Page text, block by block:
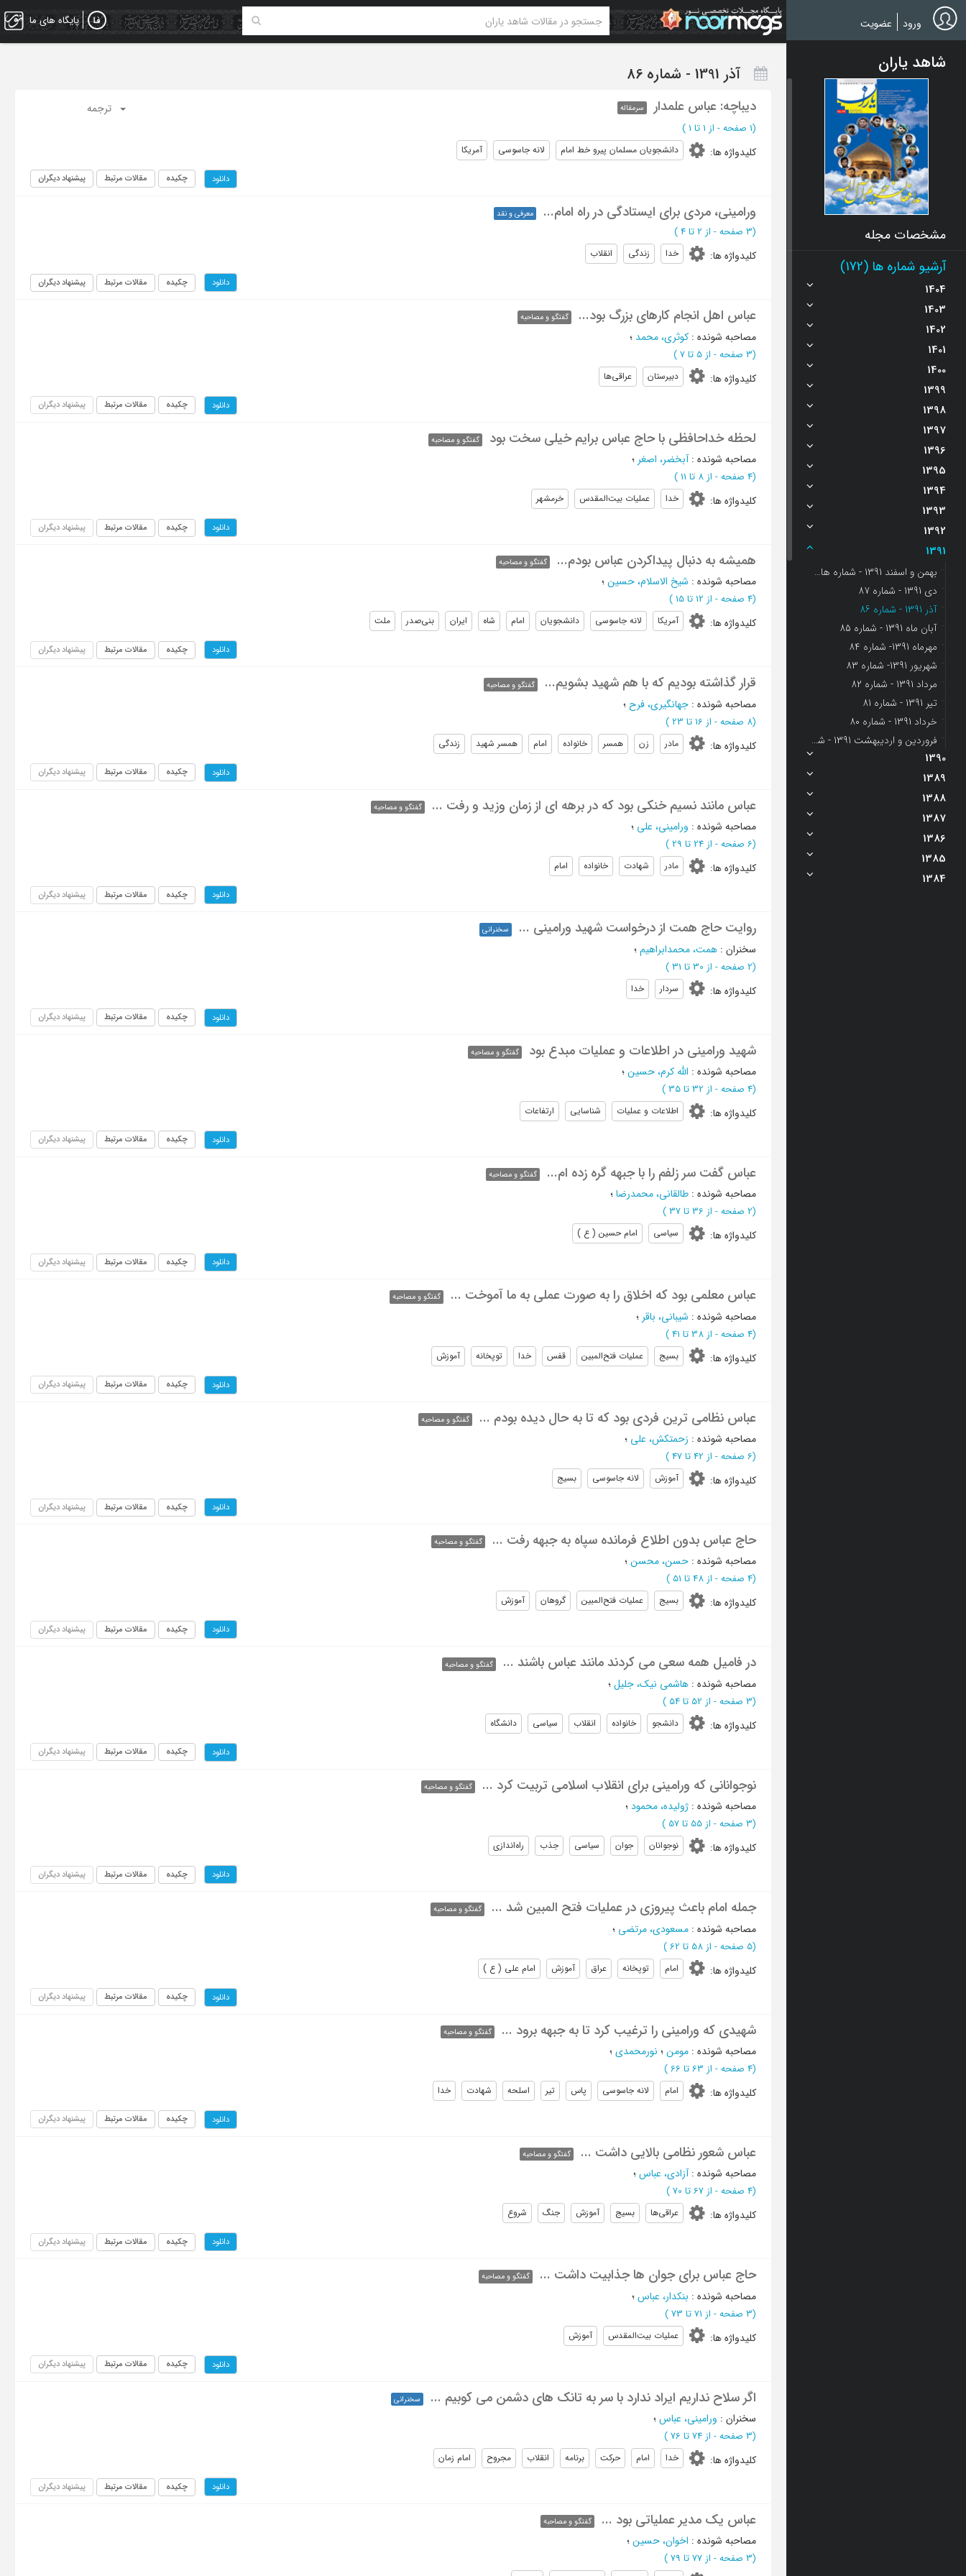
Skip
to
main
پایگاه های ما ورود عضویت
شاهد یاران
مشخصات مجله
آرشیو شماره ها (172)
1404
1403
1402
1401
1400
1399
1398
1397
1396
1395
1394
1393
1392
1391
بهمن و اسفند 1391 - شماره های 88 و 89
دی 1391 - شماره 87
آذر 1391 - شماره 86
آبان ماه 1391 - شماره 85
مهرماه 1391- شماره 84
شهریور 1391- شماره 83
مرداد 1391 - شماره 82
تیر 1391 - شماره 81
خرداد 1391 - شماره 80
فروردین و اردیبهشت 1391 - شماره 78 و 79
1390
1389
1388
1387
1386
1385
1384
آذر 1391 - شماره 86
دیباچه: عباس علمدار سرمقاله ترجمه
(‎1 صفحه - از 1 تا 1 )
کلیدواژه ها: دانشجویان مسلمان پیرو خط امام لانه جاسوسی آمریکا
دانلود چکیده مقالات مرتبط پیشنهاد دیگران
ورامینی، مردی برای ایستادگی در راه امام... معرفی و نقد
(‎3 صفحه - از 2 تا 4 )
کلیدواژه ها: خدا زندگی انقلاب
دانلود چکیده مقالات مرتبط پیشنهاد دیگران
عباس اهل انجام کارهای بزرگ بود... گفتگو و مصاحبه
مصاحبه شونده : کوثری، محمد ؛
(‎3 صفحه - از 5 تا 7 )
کلیدواژه ها: دبیرستان عراقی‌ها
دانلود چکیده مقالات مرتبط پیشنهاد دیگران
لحظه خداحافظی با حاج عباس برایم خیلی سخت بود گفتگو و مصاحبه
مصاحبه شونده :آبخضر، اصغر ؛
(‎4 صفحه - از 8 تا 11 )
کلیدواژه ها: خدا عملیات بیت‌المقدس خرمشهر
دانلود چکیده مقالات مرتبط پیشنهاد دیگران
همیشه به دنبال پیداکردن عباس بودم... گفتگو و مصاحبه
مصاحبه شونده : شیخ الاسلام، حسین؛
(‎4 صفحه - از 12 تا 15 )
کلیدواژه ها: آمریکا لانه جاسوسی دانشجویان امام شاه ایران بنی‌صدر ملت
دانلود چکیده مقالات مرتبط پیشنهاد دیگران
قرار گذاشته بودیم که با هم شهید بشویم... گفتگو و مصاحبه
مصاحبه شونده : جهانگیری، فرح؛
(‎8 صفحه - از 16 تا 23 )
کلیدواژه ها: مادر زن همسر خانواده امام همسر شهید زندگی
دانلود چکیده مقالات مرتبط پیشنهاد دیگران
عباس مانند نسیم خنکی بود که در برهه ای از زمان وزید و رفت ... گفتگو و مصاحبه
مصاحبه شونده : ورامینی، علی ؛
(‎6 صفحه - از 24 تا 29 )
کلیدواژه ها: مادر شهادت خانواده امام
دانلود چکیده مقالات مرتبط پیشنهاد دیگران
روایت حاج همت از درخواست شهید ورامینی ... سخنرانی
سخنران : همت، محمدابراهیم؛
(‎2 صفحه - از 30 تا 31 )
کلیدواژه ها: سردار خدا
دانلود چکیده مقالات مرتبط پیشنهاد دیگران
شهید ورامینی در اطلاعات و عملیات مبدع بود گفتگو و مصاحبه
مصاحبه شونده : الله کرم، حسین؛
(‎4 صفحه - از 32 تا 35 )
کلیدواژه ها: اطلاعات و عملیات شناسایی ارتفاعات
دانلود چکیده مقالات مرتبط پیشنهاد دیگران
عباس گفت سر زلفم را با جبهه گره زده ام... گفتگو و مصاحبه
مصاحبه شونده : طالقانی، محمدرضا؛
(‎2 صفحه - از 36 تا 37 )
کلیدواژه ها: سیاسی امام حسین ( ع )
دانلود چکیده مقالات مرتبط پیشنهاد دیگران
عباس معلمی بود که اخلاق را به صورت عملی به ما آموخت ... گفتگو و مصاحبه
مصاحبه شونده : شیبانی، باقر ؛
(‎4 صفحه - از 38 تا 41 )
کلیدواژه ها: بسیج عملیات فتح‌المبین قفس خدا توپخانه آموزش
دانلود چکیده مقالات مرتبط پیشنهاد دیگران
عباس نظامی ترین فردی بود که تا به حال دیده بودم ... گفتگو و مصاحبه
مصاحبه شونده : زحمتکش، علی ؛
(‎6 صفحه - از 42 تا 47 )
کلیدواژه ها: آموزش لانه جاسوسی بسیج
دانلود چکیده مقالات مرتبط پیشنهاد دیگران
حاج عباس بدون اطلاع فرمانده سپاه به جبهه رفت ... گفتگو و مصاحبه
مصاحبه شونده : حسن، محسن؛
(‎4 صفحه - از 48 تا 51 )
کلیدواژه ها: بسیج عملیات فتح‌المبین گروهان آموزش
دانلود چکیده مقالات مرتبط پیشنهاد دیگران
در فامیل همه سعی می کردند مانند عباس باشند ... گفتگو و مصاحبه
مصاحبه شونده : هاشمی نیک، جلیل؛
(‎3 صفحه - از 52 تا 54 )
کلیدواژه ها: دانشجو خانواده انقلاب سیاسی دانشگاه
دانلود چکیده مقالات مرتبط پیشنهاد دیگران
نوجوانانی که ورامینی برای انقلاب اسلامی تربیت کرد ... گفتگو و مصاحبه
مصاحبه شونده : ژولیده، محمود؛
(‎3 صفحه - از 55 تا 57 )
کلیدواژه ها: نوجوانان جوان سیاسی جذب راه‌اندازی
دانلود چکیده مقالات مرتبط پیشنهاد دیگران
جمله امام باعث پیروزی در عملیات فتح المبین شد ... گفتگو و مصاحبه
مصاحبه شونده : مسعودی، مرتضی ؛
(‎5 صفحه - از 58 تا 62 )
کلیدواژه ها: امام توپخانه عراق آموزش امام علی ( ع )
دانلود چکیده مقالات مرتبط پیشنهاد دیگران
شهیدی که ورامینی را ترغیب کرد تا به جبهه برود ... گفتگو و مصاحبه
مصاحبه شونده : مومن؛ نورمحمدی؛
(‎4 صفحه - از 63 تا 66 )
کلیدواژه ها: امام لانه جاسوسی پاس تیر اسلحه شهادت خدا
دانلود چکیده مقالات مرتبط پیشنهاد دیگران
عباس شعور نظامی بالایی داشت ... گفتگو و مصاحبه
مصاحبه شونده :آزادی، عباس؛
(‎4 صفحه - از 67 تا 70 )
کلیدواژه ها: عراقی‌ها بسیج آموزش جنگ شروع
دانلود چکیده مقالات مرتبط پیشنهاد دیگران
حاج عباس برای جوان ها جذابیت داشت ... گفتگو و مصاحبه
مصاحبه شونده : بنکدار، عباس؛
(‎3 صفحه - از 71 تا 73 )
کلیدواژه ها: عملیات بیت‌المقدس آموزش
دانلود چکیده مقالات مرتبط پیشنهاد دیگران
اگر سلاح نداریم ایراد ندارد با سر به تانک های دشمن می کوبیم ... سخنرانی
سخنران : ورامینی، عباس؛
(‎3 صفحه - از 74 تا 76 )
کلیدواژه ها: خدا امام حرکت برنامه انقلاب مجروح امام زمان
دانلود چکیده مقالات مرتبط پیشنهاد دیگران
عباس یک مدیر عملیاتی بود ... گفتگو و مصاحبه
مصاحبه شونده : اخوان، حسین؛
(‎3 صفحه - از 77 تا 79 )